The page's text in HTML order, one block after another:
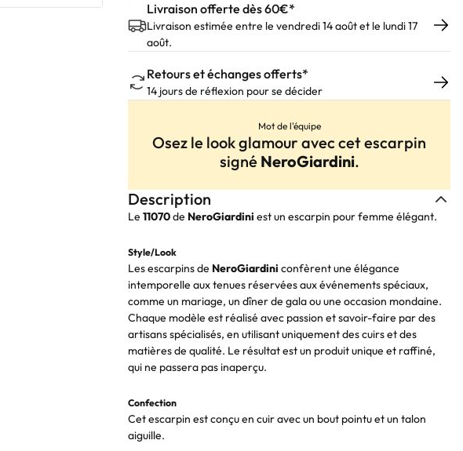
Livraison offerte dès 60€*
Livraison estimée entre le vendredi 14 août et le lundi 17
août.
Retours et échanges offerts*
14 jours de réflexion pour se décider
Mot de l'équipe
Osez le look glamour avec cet escarpin
signé NeroGiardini.
Description
Le11070de NeroGiardini est un escarpin pour femme élégant.
Style/Look
Les escarpins de NeroGiardini confèrent une élégance
intemporelle aux tenues réservées aux événements spéciaux,
comme un mariage, un dîner de gala ou une occasion mondaine.
Chaque modèle est réalisé avec passion et savoir-faire par des
artisans spécialisés, en utilisant uniquement des cuirs et des
matières de qualité. Le résultat est un produit unique et raffiné,
qui ne passera pas inaperçu.
Confection
Cet escarpin est conçu en cuir avec un bout pointu et un talon
aiguille.